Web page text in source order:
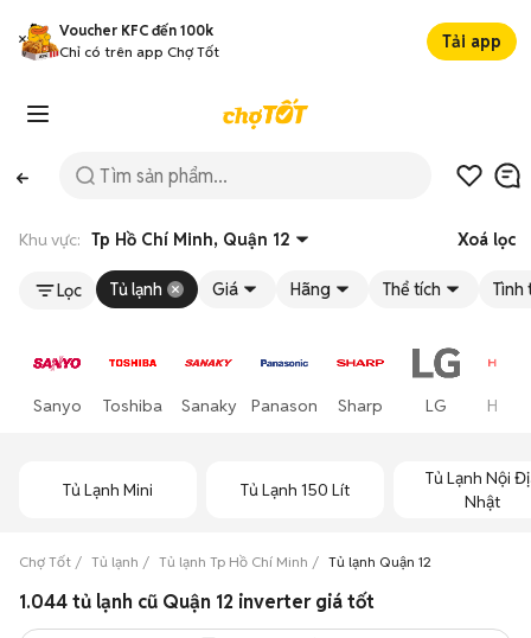
Voucher KFC đến 100k
Chỉ có trên app Chợ Tốt
Tải app
Khu vực: Tp Hồ Chí Minh, Quận 12 Xoá lọc
Lọc Tủ lạnh Giá Hãng Thể tích Tình
Sanyo Toshiba Sanaky Panasonic Sharp LG
Tủ Lạnh Mini Tủ Lạnh 150 Lít
Tủ Lạnh Nội
Nhật
Chợ Tốt Tủ lạnh Tủ lạnh Tp Hồ Chí Minh Tủ lạnh Quận 12
1.044 tủ lạnh cũ Quận 12 inverter giá tốt